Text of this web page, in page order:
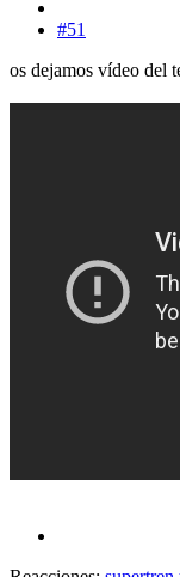
#51
os dejamos vídeo del